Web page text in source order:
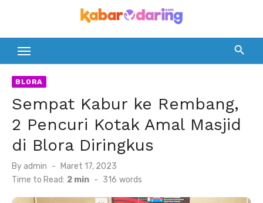
content
BLORA
Sempat Kabur ke Rembang,
2 Pencuri Kotak Amal Masjid
di Blora Diringkus
By admin
Posted
on
Maret 17, 2023
Time to Read: 2 min - 316 words